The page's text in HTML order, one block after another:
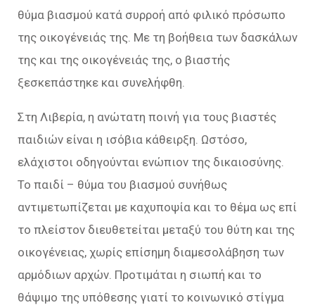
θύμα βιασμού κατά συρροή από φιλικό πρόσωπο
της οικογένειάς της. Με τη βοήθεια των δασκάλων
της και της οικογένειάς της, ο βιαστής
ξεσκεπάστηκε και συνελήφθη.
Στη Λιβερία, η ανώτατη ποινή για τους βιαστές
παιδιών είναι η ισόβια κάθειρξη. Ωστόσο,
ελάχιστοι οδηγούνται ενώπιον της δικαιοσύνης.
Το παιδί – θύμα του βιασμού συνήθως
αντιμετωπίζεται με καχυποψία και το θέμα ως επί
το πλείστον διευθετείται μεταξύ του θύτη και της
οικογένειας, χωρίς επίσημη διαμεσολάβηση των
αρμόδιων αρχών. Προτιμάται η σιωπή και το
θάψιμο της υπόθεσης γιατί το κοινωνικό στίγμα